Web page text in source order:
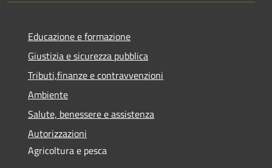
Educazione e formazione
Giustizia e sicurezza pubblica
Tributi,finanze e contravvenzioni
Ambiente
Salute, benessere e assistenza
Autorizzazioni
Agricoltura e pesca